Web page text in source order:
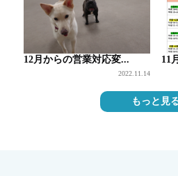
12月からの営業対応変...
2022.11.14
11
もっと見